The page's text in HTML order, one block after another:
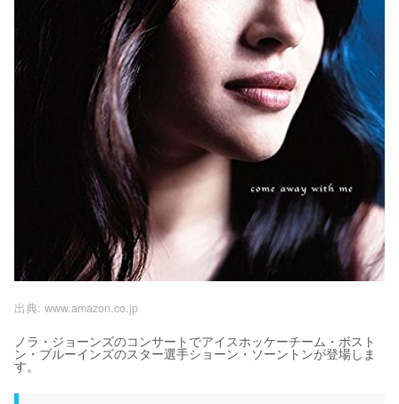
出典: www.amazon.co.jp
ノラ・ジョーンズのコンサートでアイスホッケーチーム・ボスト
ン・ブルーインズのスター選手ショーン・ソーントンが登場しま
す。